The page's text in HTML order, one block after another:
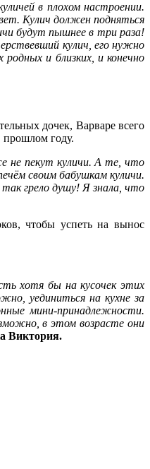
в плохом настроении.
Кулич должен подняться
будут пышнее в три раза!
кулич, его нужно
и близких, и конечно
дочек, Варваре всего
прошлом году.
не пекут куличи. А те, что
своим бабушкам куличи.
так грело душу! Я знала, что
чтобы успеть на вынос
хотя бы на кусочек этих
уединиться на кухне за
мини-принадлежности.
в этом возрасте они
Виктория.